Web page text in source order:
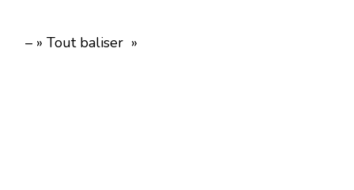
– » Tout baliser »